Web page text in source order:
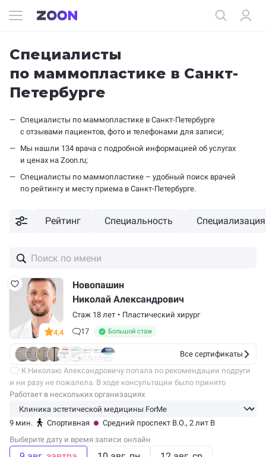
Специалисты
по маммопластике в Санкт-
Петербурге
специалисты по маммопластике в Санкт-Петербурге
c отзывами пациентов, фото и телефонами для записи;
мы нашли 134 врача с подробной информацией об услугах
и ценах на Zoon.ru;
специалисты по маммопластике – удобный поиск врачей
по рейтингу и месту приема в Санкт-Петербурге.
Рейтинг Специальность Специализация
4,4
Новопашин
Николай Александрович
Стаж 18 лет • Пластический хирург
17
Большой стаж
Все сертификаты
К Николаю Александровичу попала по рекомендации подруги
и ни разу не пожалела. В ходе консультации было принято
решение подтяжки нижней части лица и подбородка (моя давняя
мечта). После…
Работает в нескольких организациях
9 мин. Спортивная
Средний проспект В.О., 2 лит В
Выберите дату и время записи онлайн